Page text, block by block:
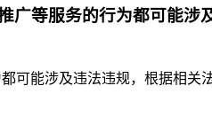
广等服务的行为都可能涉
可能涉及违法违规，根据相关